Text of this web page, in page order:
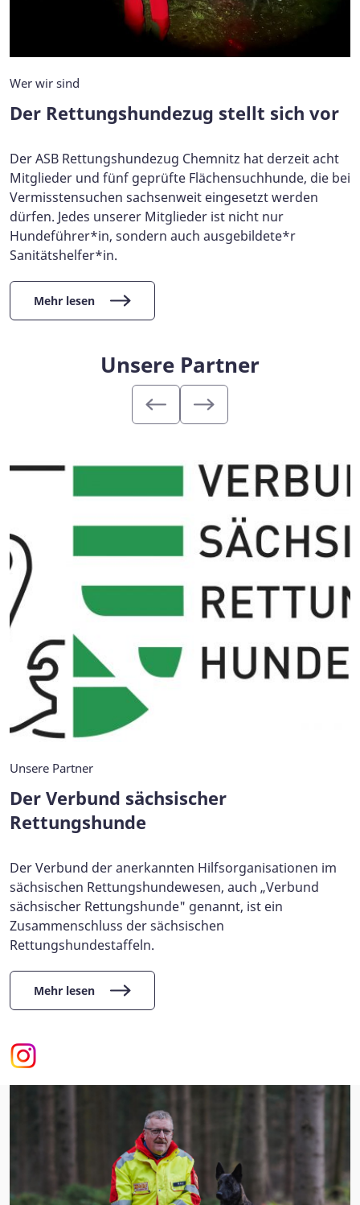
Wer wir sind
Der Rettungshundezug stellt sich vor
Der ASB Rettungshundezug Chemnitz hat derzeit acht
Mitglieder und fünf geprüfte Flächensuchhunde, die bei
Vermisstensuchen sachsenweit eingesetzt werden
dürfen. Jedes unserer Mitglieder ist nicht nur
Hundeführer*in, sondern auch ausgebildete*r
Sanitätshelfer*in.
Mehr lesen
Unsere Partner
Unsere Partner
Der Verbund sächsischer
Rettungshunde
Der Verbund der anerkannten Hilfsorganisationen im
sächsischen Rettungshundewesen, auch „Verbund
sächsischer Rettungshunde" genannt, ist ein
Zusammenschluss der sächsischen
Rettungshundestaffeln.
Mehr lesen